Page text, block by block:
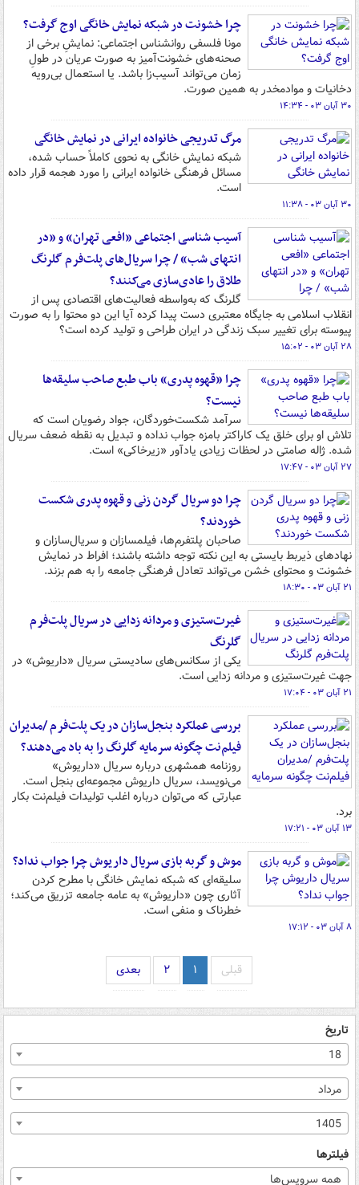
چرا خشونت در شبکه نمایش خانگی اوج گرفت؟
مونا فلسفی روانشناس اجتماعی: نمایشِ برخی از
صحنه‌های خشونت‌آمیز به صورت عریان در طولِ
زمان می‌تواند آسیب‌زا باشد. یا استعمال بی‌رویه
دخانیات و موادمخدر به همین صورت.
۳۰ آبان ۰۳ - ۱۴:۳۴
مرگ تدریجی خانواده ایرانی در نمایش خانگی
شبکه نمایش خانگی به نحوی کاملاً حساب شده،
مسائل فرهنگی خانواده ایرانی را مورد هجمه قرار داده
است.
۳۰ آبان ۰۳ - ۱۱:۳۸
آسیب شناسی اجتماعی «افعی تهران» و «در
انتهای شب» / چرا سریال‌های پلت‌فرم گلرنگ
طلاق را عادی‌سازی می‌کنند؟
گلرنگ که به‌واسطه فعالیت‌های اقتصادی پس از
انقلاب اسلامی به جایگاه معتبری دست پیدا کرده آیا این دو محتوا را به صورت
پیوسته برای تغییر سبک زندگی در ایران طراحی و تولید کرده است؟
۲۸ آبان ۰۳ - ۱۵:۰۲
چرا «قهوه پدری» باب طبع صاحب سلیقه‌ها
نیست؟
سرآمد شکست‌خوردگان، جواد رضویان است که
تلاش او برای خلق یک کاراکتر بامزه جواب نداده و تبدیل به نقطه ضعف سریال
شده. ژاله صامتی در لحظات زیادی یادآور «زیرخاکی» است.
۲۷ آبان ۰۳ - ۱۷:۴۷
چرا دو سریال گردن زنی و قهوه پدری شکست
خوردند؟
صاحبان پلتفرم‌ها، فیلمسازان و سریال‌سازان و
نهادهای ذیربط بایستی به این نکته توجه داشته باشند؛ افراط در نمایش
خشونت و محتوای خشن می‌تواند تعادل فرهنگی جامعه را به هم بزند.
۲۱ آبان ۰۳ - ۱۸:۳۰
غیرت‌ستیزی و مردانه زدایی در سریال پلت‌فرم
گلرنگ
یکی از سکانس‌های سادیستی سریال «داریوش» در
جهت غیرت‌ستیزی و مردانه زدایی است.
۲۱ آبان ۰۳ - ۱۷:۰۴
بررسی عملکرد بنجل‌سازان در یک پلت‌فرم /مدیران
فیلم‌نت چگونه سرمایه گلرنگ را به باد می‌دهند؟
روزنامه همشهری درباره سریال «داریوش»
می‌نویسد، سریال داریوش مجموعه‌ای بنجل است.
عبارتی که می‌توان درباره اغلب تولیدات فیلم‌نت بکار
برد.
۱۳ آبان ۰۳ - ۱۷:۲۱
موش و گربه بازی سریال داریوش چرا جواب نداد؟
سلیقه‌ای که شبکه نمایش خانگی با مطرح کردن
آثاری چون «داریوش» به عامه جامعه تزریق می‌کند؛
خطرناک و منفی است.
۸ آبان ۰۳ - ۱۷:۱۲
قبلی ۱ ۲ بعدی
تاریخ
18
مرداد
1405
فیلترها
همه سرویس‌ها